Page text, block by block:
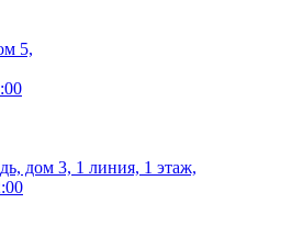
5,
дом 3, 1 линия, 1 этаж,